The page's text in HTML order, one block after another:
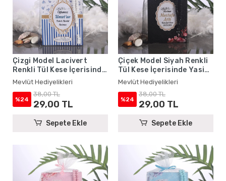
Çizgi Model Lacivert
Renkli Tül Kese İçerisinde
Yasin Kitabı ve Tesbih -
Mevlüt Hediyelikleri
Mevlüt Hediyelikleri
%24
38,00 TL
29,00 TL
Sepete Ekle
Çiçek Model Siyah Renkli
Tül Kese İçerisinde Yasin
Kitabı ve Tesbih - Mevlüt
Hediyelikleri
Mevlüt Hediyelikleri
%24
38,00 TL
29,00 TL
Sepete Ekle